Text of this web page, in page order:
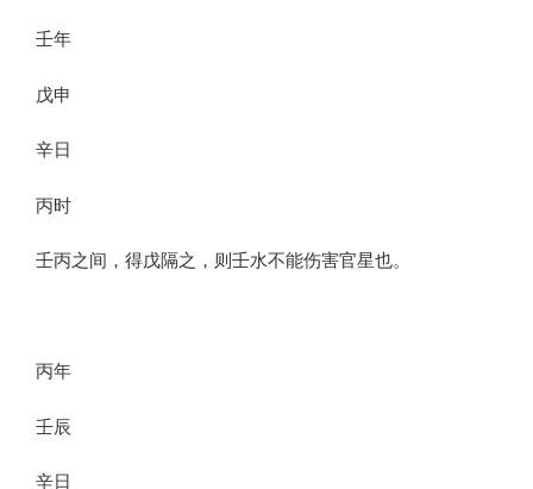
壬年
戊申
辛日
丙时
壬丙之间，得戊隔之，则壬水不能伤害官星也。
丙年
壬辰
辛日